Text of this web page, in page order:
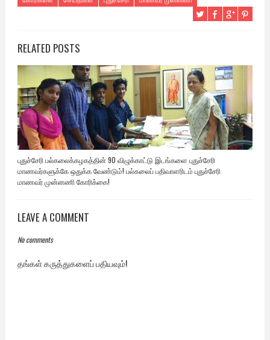
RELATED POSTS
புதுச்சேரி பல்கலைக்கழகத்தின் 90 விழுக்காட்டு இடங்களை புதுச்சேரி
மாணவர்களுக்கே ஒதுக்க வேண்டும்! பல்கலைப் பதிவாளரிடம் புதுச்சேரி
மாணவர் முன்னணி கோரிக்கை!
LEAVE A COMMENT
No comments
தங்கள் கருத்துகளைப் பதியவும்!